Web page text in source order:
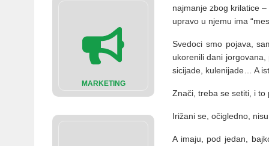
MARKETING
naj­ma­nje zbog kri­la­ti­ce
upra­vo u nje­mu ima
Sve­do­ci smo po­ja­va,
uko­re­ni­li da­ni
si­ci­ja­de, ku­le­ni­ja­de… A
Zna­či, tre­ba se se­ti­ti, i to
Iri­ža­ni se, oči­gled­no,
A ima­ju, pod je­dan,